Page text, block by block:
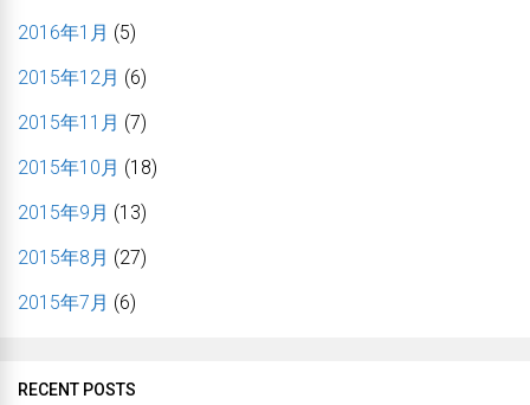
2016年1月 (5)
2015年12月 (6)
2015年11月 (7)
2015年10月 (18)
2015年9月 (13)
2015年8月 (27)
2015年7月 (6)
RECENT POSTS